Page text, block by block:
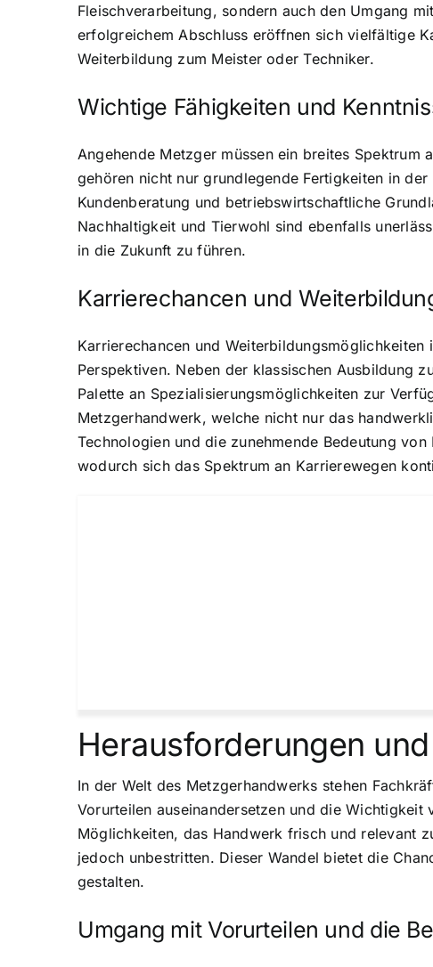
Fleischverarbeitung, sondern auch den Umgang
erfolgreichem Abschluss eröffnen sich vielfältige
Weiterbildung zum Meister oder Techniker.
Wichtige Fähigkeiten und
Angehende Metzger müssen ein breites
gehören nicht nur grundlegende Fertigkeiten in
Kundenberatung und betriebswirtschaftliche
Nachhaltigkeit und Tierwohl sind ebenfalls
in die Zukunft zu führen.
Karrierechancen und
Karrierechancen und
Perspektiven. Neben der klassischen Ausbildung
Palette an Spezialisierungsmöglichkeiten zur
Metzgerhandwerk, welche nicht nur das
Technologien und die zunehmende Bedeutung
wodurch sich das Spektrum an Karrierewegen
Herausforderungen
In der Welt des Metzgerhandwerks stehen
Vorurteilen auseinandersetzen und die Wichtigkeit
Möglichkeiten, das Handwerk frisch und relevant
jedoch unbestritten. Dieser Wandel bietet die
gestalten.
Umgang mit Vorurteilen und die